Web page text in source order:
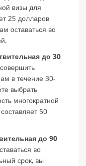
визы для
25 долларов
оставаться во
до 30
в течение 30-
выбрать
многократной
50
до 90
во
срок, вы